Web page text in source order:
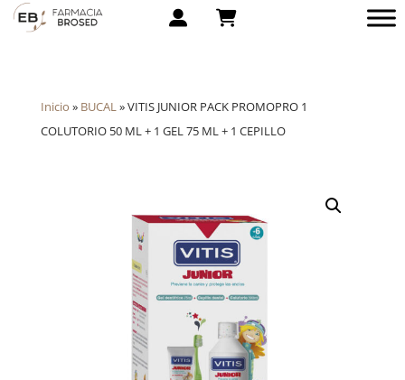
Inicio » BUCAL»VITIS JUNIOR PACK PROMOPRO 1
COLUTORIO 50 ML + 1 GEL 75 ML + 1 CEPILLO